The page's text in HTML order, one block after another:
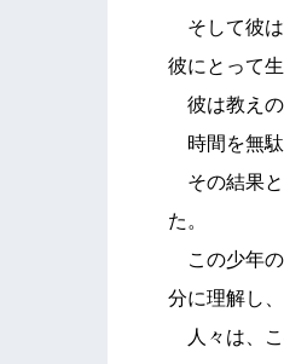
そして彼は
彼にとって
彼は教えの
時間を無駄
その結果と
た。
この少年の
分に理解し
人々は、こ